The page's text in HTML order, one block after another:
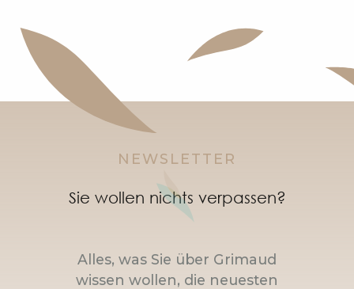
"SOS Cartel Radio" à l'After Beach
NEWSLETTER
Sie wollen nichts verpassen?
Alles, was Sie über Grimaud
wissen wollen, die neuesten